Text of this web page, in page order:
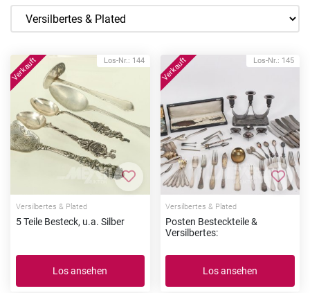
Los-Nr.: 144
Zur Merkliste hinzufügen
Versilbertes & Plated
5 Teile Besteck, u.a. Silber
Los ansehen
Los-Nr.: 145
Zur
Versilbertes & Plated
Posten Besteckteile &
Versilbertes:
Los ansehen